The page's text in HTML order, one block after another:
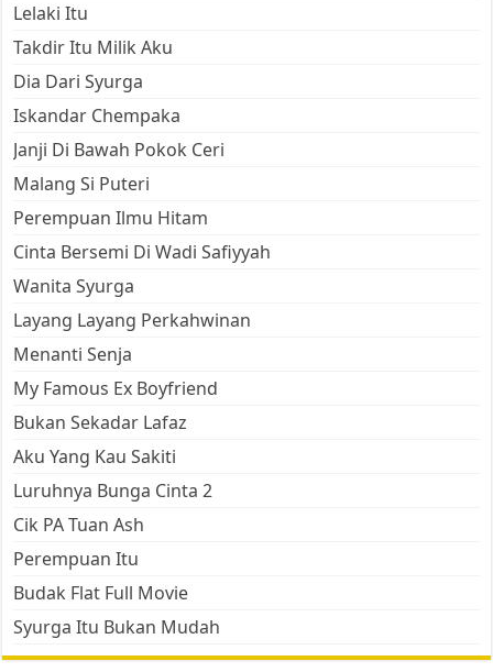
Lelaki Itu
Takdir Itu Milik Aku
Dia Dari Syurga
Iskandar Chempaka
Janji Di Bawah Pokok Ceri
Malang Si Puteri
Perempuan Ilmu Hitam
Cinta Bersemi Di Wadi Safiyyah
Wanita Syurga
Layang Layang Perkahwinan
Menanti Senja
My Famous Ex Boyfriend
Bukan Sekadar Lafaz
Aku Yang Kau Sakiti
Luruhnya Bunga Cinta 2
Cik PA Tuan Ash
Perempuan Itu
Budak Flat Full Movie
Syurga Itu Bukan Mudah